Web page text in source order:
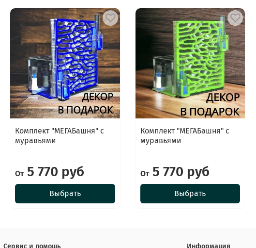
Комплект "МЕГАБашня" с
муравьями
От5 770 руб
Выбрать
Комплект "МЕГАБашня" с
муравьями
От5 770 руб
Выбрать
Сервис и помощь Информация